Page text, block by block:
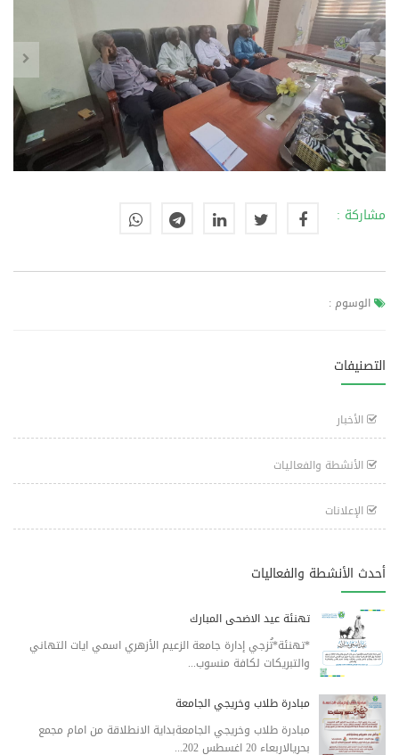
مشاركة :
الوسوم :
التصنيفات
الأخبار
الأنشطة والفعاليات
الإعلانات
أحدث الأنشطة والفعاليات
تهنئة عيد الاضحى المبارك
*تهنئة*تُزجي إدارة جامعة الزعيم الأزهري اسمي ايات التهاني
والتبريكات لكافة منسوب...
مبادرة طلاب وخريجي الجامعة
مبادرة طلاب وخريجي الجامعةبداية الانطلاقة من امام مجمع
بحريالاربعاء 20 اغسطس 202...